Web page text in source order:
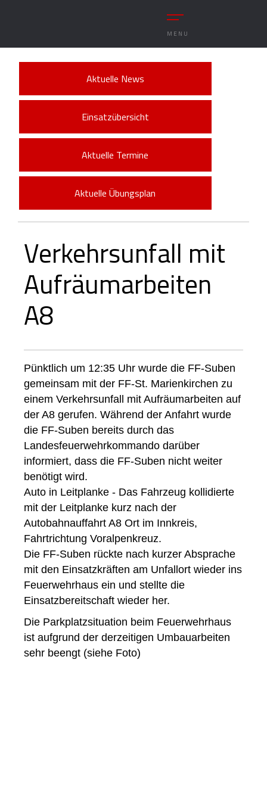
MENU
Aktuelle News
Einsatzübersicht
Aktuelle Termine
Aktuelle Übungsplan
Verkehrsunfall mit
Aufräumarbeiten
A8
Pünktlich um 12:35 Uhr wurde die FF-Suben
gemeinsam mit der FF-St. Marienkirchen zu
einem Verkehrsunfall mit Aufräumarbeiten auf
der A8 gerufen. Während der Anfahrt wurde
die FF-Suben bereits durch das
Landesfeuerwehrkommando darüber
informiert, dass die FF-Suben nicht weiter
benötigt wird.
Auto in Leitplanke - Das Fahrzeug kollidierte
mit der Leitplanke kurz nach der
Autobahnauffahrt A8 Ort im Innkreis,
Fahrtrichtung Voralpenkreuz.
Die FF-Suben rückte nach kurzer Absprache
mit den Einsatzkräften am Unfallort wieder ins
Feuerwehrhaus ein und stellte die
Einsatzbereitschaft wieder her.
Die Parkplatzsituation beim Feuerwehrhaus
ist aufgrund der derzeitigen Umbauarbeiten
sehr beengt (siehe Foto)